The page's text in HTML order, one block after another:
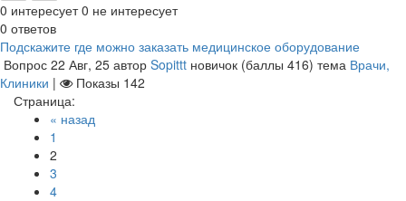
0 интересует 0 не интересует
0 ответов
Подскажите где можно заказать медицинское оборудование
Вопрос 22 Авг, 25 автор Sopittt новичок (баллы 416) тема Врачи,
Клиники | Показы 142
Страница:
« назад
1
2
3
4